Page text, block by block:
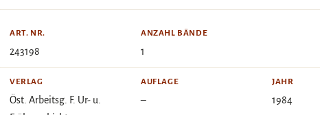
ART. NR.
243198
ANZAHL BÄNDE
1
VERLAG
Öst. Arbeitsg. F. Ur- u.
AUFLAGE
–
JAHR
1984